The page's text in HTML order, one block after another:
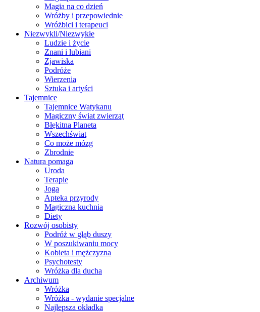
Magia na co dzień
Wróżby i przepowiednie
Wróżbici i terapeuci
Niezwykli/Niezwykłe
Ludzie i życie
Znani i lubiani
Zjawiska
Podróże
Wierzenia
Sztuka i artyści
Tajemnice
Tajemnice Watykanu
Magiczny świat zwierząt
Błękitna Planeta
Wszechświat
Co może mózg
Zbrodnie
Natura pomaga
Uroda
Terapie
Joga
Apteka przyrody
Magiczna kuchnia
Diety
Rozwój osobisty
Podróż w głąb duszy
W poszukiwaniu mocy
Kobieta i mężczyzna
Psychotesty
Wróżka dla ducha
Archiwum
Wróżka
Wróżka - wydanie specjalne
Najlepsza okładka